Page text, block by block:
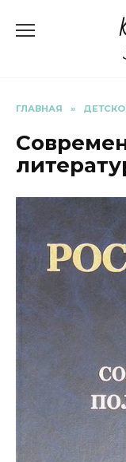
ГЛАВНАЯ »